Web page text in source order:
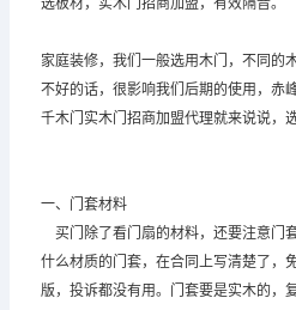
选板材，实木门招商加盟，有效隔音。
家庭装修，我们一般选用木门，不同的
不好的话，很影响我们后期的使用，赤
千木门实木门招商加盟代理就来说说，
一、门套材料
买门除了看门扇的材料，还要注意门
什么材质的门套，在合同上写清楚了，
版，投诉都没有用。门套要是实木的，